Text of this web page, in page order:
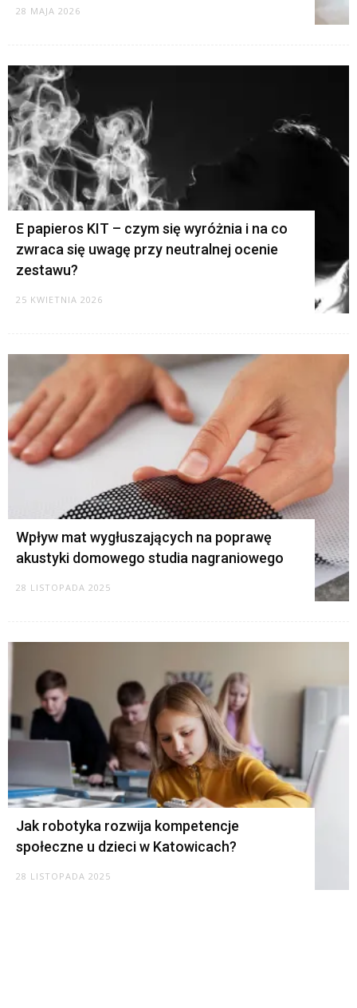
28 MAJA 2026
E papieros KIT – czym się wyróżnia i na co
zwraca się uwagę przy neutralnej ocenie
zestawu?
25 KWIETNIA 2026
Wpływ mat wygłuszających na poprawę
akustyki domowego studia nagraniowego
28 LISTOPADA 2025
Jak robotyka rozwija kompetencje
społeczne u dzieci w Katowicach?
28 LISTOPADA 2025